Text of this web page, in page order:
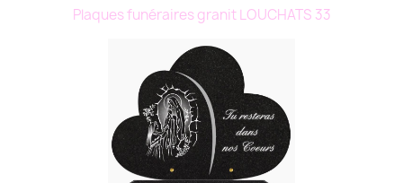
Plaques funéraires granit LOUCHATS 33